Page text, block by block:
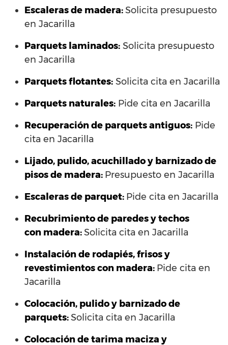
Escaleras de madera:Solicita presupuesto
en Jacarilla
Parquets laminados: Solicita presupuesto
en Jacarilla
Parquets flotantes: Solicita cita en Jacarilla
Parquets naturales: Pide cita en Jacarilla
Recuperación de parquets antiguos: Pide
cita en Jacarilla
Lijado, pulido, acuchillado y barnizado de
pisos de madera: Presupuesto en Jacarilla
Escaleras de parquet: Pide cita en Jacarilla
Recubrimiento de paredes y techos
con madera:Solicita cita en Jacarilla
Instalación de rodapiés, frisos y
revestimientos con madera: Pide cita en
Jacarilla
Colocación, pulido y barnizado de
parquets:Solicita cita en Jacarilla
Colocación de tarima maciza y